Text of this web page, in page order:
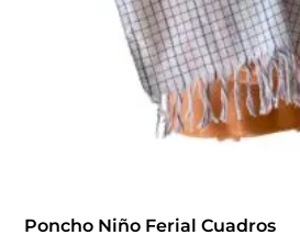
Poncho Niño Ferial Cuadros